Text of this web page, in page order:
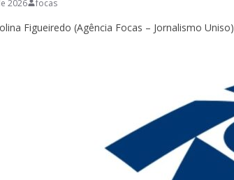
2026 focas
Figueiredo (Agência Focas – Jornalismo Uniso)